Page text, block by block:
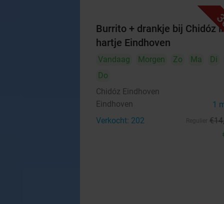
Burrito + drankje bij Chidóz
hartje Eindhoven
Vandaag Morgen Zo Ma Di
Do
Chidóz Eindhoven
Eindhoven 1
Verkocht: 202 €14